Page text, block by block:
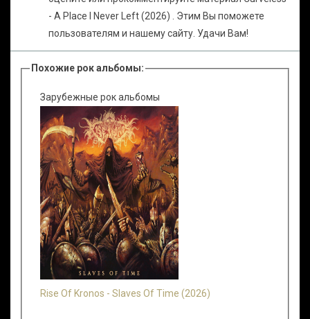
- A Place I Never Left (2026) . Этим Вы поможете
пользователям и нашему сайту. Удачи Вам!
Похожие рок альбомы:
Зарубежные рок альбомы
Rise Of Kronos - Slaves Of Time (2026)